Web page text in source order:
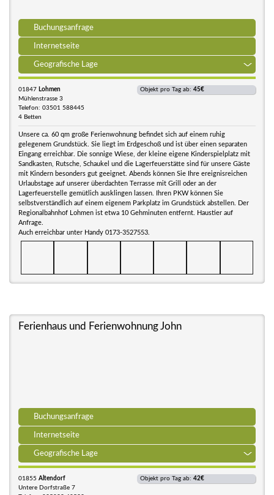
Buchungsanfrage
Internetseite
Geografische Lage
01847 Lohmen
Mühlenstrasse 3
Telefon: 03501 588445
4 Betten
Objekt pro Tag ab: 45€
Unsere ca. 60 qm große Ferienwohnung befindet sich auf einem ruhig
gelegenem Grundstück. Sie liegt im Erdgeschoß und ist über einen separaten
Eingang erreichbar. Die sonnige Wiese, der kleine eigene Kinderspielplatz mit
Sandkasten, Rutsche, Schaukel und die Lagerfeuerstätte sind für unsere Gäste
mit Kindern besonders gut geeignet. Abends können Sie Ihre ereignisreichen
Urlaubstage auf unserer überdachten Terrasse mit Grill oder an der
Lagerfeuerstelle gemütlich ausklingen lassen. Ihren PKW können Sie
selbstverständlich auf einem eigenem Parkplatz im Grundstück abstellen. Der
Regionalbahnhof Lohmen ist etwa 10 Gehminuten entfernt. Haustier auf
Anfrage.
Auch erreichbar unter Handy 0173-3527553.
Ferienhaus und Ferienwohnung John
Buchungsanfrage
Internetseite
Geografische Lage
01855 Altendorf
Untere Dorfstraße 7
Objekt pro Tag ab: 42€